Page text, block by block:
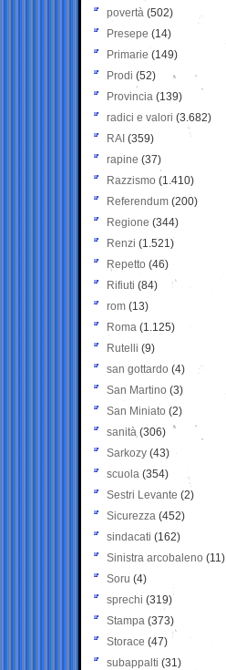
povertà (502)
Presepe (14)
Primarie (149)
Prodi (52)
Provincia (139)
radici e valori (3.682)
RAI (359)
rapine (37)
Razzismo (1.410)
Referendum (200)
Regione (344)
Renzi (1.521)
Repetto (46)
Rifiuti (84)
rom (13)
Roma (1.125)
Rutelli (9)
san gottardo (4)
San Martino (3)
San Miniato (2)
sanità (306)
Sarkozy (43)
scuola (354)
Sestri Levante (2)
Sicurezza (452)
sindacati (162)
Sinistra arcobaleno (11)
Soru (4)
sprechi (319)
Stampa (373)
Storace (47)
subappalti (31)